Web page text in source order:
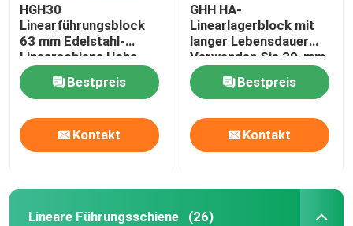
HGH30
Linearführungsblock
63 mm Edelstahl-
Linearschiene Hohe
Laufleistung
Bestpreis
Kontakt
GHH HA-
Linearlagerblock mit
langer Lebensdauer
Verwenden Sie 20-mm-
Linearschienen HGH35
Bestpreis
Kontakt
Lineare Führungsschiene (26)